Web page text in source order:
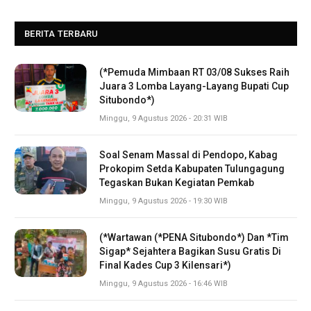
BERITA TERBARU
(*Pemuda Mimbaan RT 03/08 Sukses Raih
Juara 3 Lomba Layang-Layang Bupati Cup
Situbondo*)
Minggu, 9 Agustus 2026 - 20:31 WIB
Soal Senam Massal di Pendopo, Kabag
Prokopim Setda Kabupaten Tulungagung
Tegaskan Bukan Kegiatan Pemkab
Minggu, 9 Agustus 2026 - 19:30 WIB
(*Wartawan (*PENA Situbondo*) Dan *Tim
Sigap* Sejahtera Bagikan Susu Gratis Di
Final Kades Cup 3 Kilensari*)
Minggu, 9 Agustus 2026 - 16:46 WIB